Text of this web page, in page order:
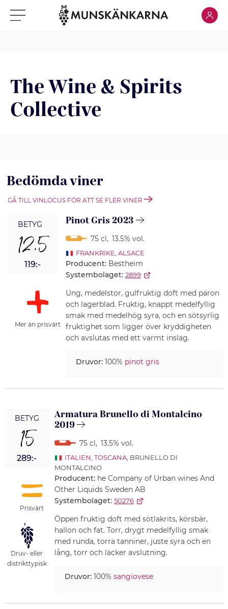
Klicka för meny Klicka
The Wine & Spirits
Collective
Bedömda viner
GÅ TILL VINLOCUS FÖR ATT SE FLER VINER
BETYG
12,5
119:-
Mer än prisvärt
Pinot Gris 2023
75 cl, 13.5% vol.
FRANKRIKE ALSACE
Producent: Bestheim
Systembolaget: 2899
Ung, medelstor, gulfruktig doft med päron
och lagerblad. Fruktig, knappt medelfyllig
smak med medelhög syra, och en sötsyrlig
fruktighet som ligger över kryddigheten
och avslutas med ett varmt inslag.
Druvor:100% pinot gris
BETYG
15
289:-
Prisvärt
Druv- eller
distrikttypisk
Armatura Brunello di Montalcino
2019
75 cl, 13.5% vol.
ITALIEN TOSCANA, BRUNELLO DI
MONTALCINO
Producent: he Company of Urban wines And
Other Liquids Sweden AB
Systembolaget: 50276
Öppen fruktig doft med sötlakrits, körsbär,
hallon och fat. Torr, drygt medelfyllig smak
med runda, torra tanniner, juste syra och en
lång, torr och läcker avslutning.
Druvor:100% sangiovese